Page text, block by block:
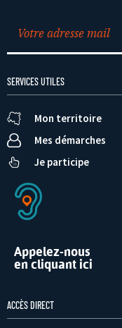
SERVICES UTILES
Mon territoire
Mes démarches
Je participe
Appelez-nous
en cliquant ici
ACCÈS DIRECT